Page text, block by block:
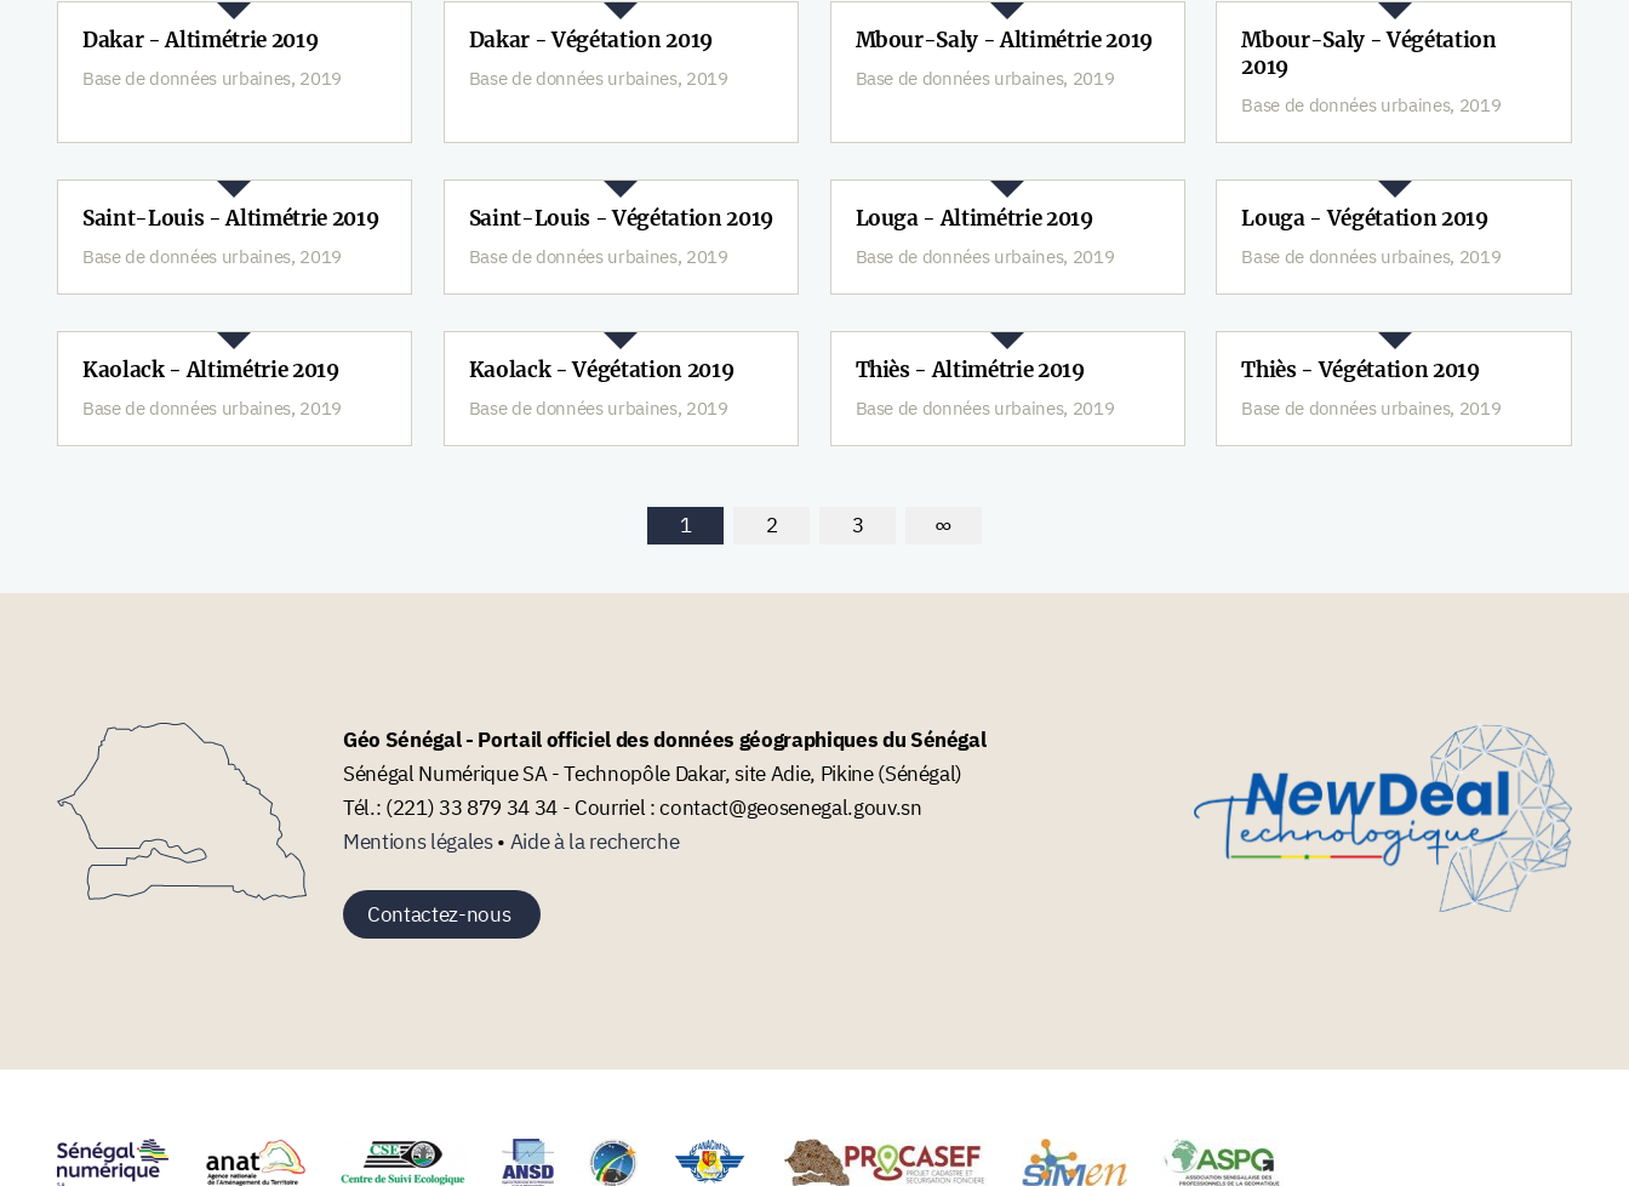
Dakar - Altimétrie 2019
Base de données urbaines, 2019
Dakar - Végétation 2019
Base de données urbaines, 2019
Mbour-Saly - Altimétrie 2019
Base de données urbaines, 2019
Mbour-Saly - Végétation
2019
Base de données urbaines, 2019
Saint-Louis - Altimétrie 2019
Base de données urbaines, 2019
Saint-Louis - Végétation 2019
Base de données urbaines, 2019
Louga - Altimétrie 2019
Base de données urbaines, 2019
Louga - Végétation 2019
Base de données urbaines, 2019
Kaolack - Altimétrie 2019
Base de données urbaines, 2019
Kaolack - Végétation 2019
Base de données urbaines, 2019
Thiès - Altimétrie 2019
Base de données urbaines, 2019
Thiès - Végétation 2019
Base de données urbaines, 2019
1 2 3 ∞
Géo Sénégal - Portail officiel des données géographiques du Sénégal
Sénégal Numérique SA - Technopôle Dakar, site Adie, Pikine (Sénégal)
Tél.: (221) 33 879 34 34 - Courriel : contact@geosenegal.gouv.sn
Mentions légales• Aide à la recherche
Contactez-nous